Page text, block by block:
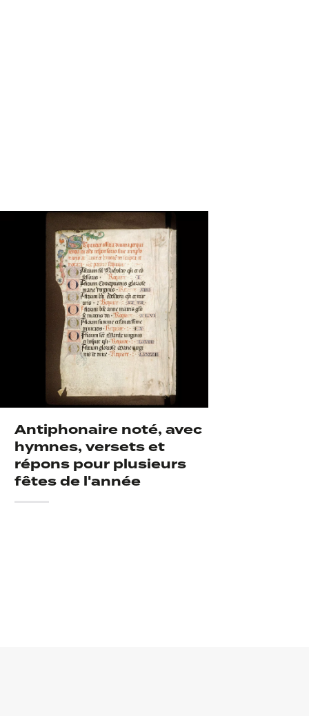
Antiphonaire noté, avec
hymnes, versets et
répons pour plusieurs
fêtes de l'année